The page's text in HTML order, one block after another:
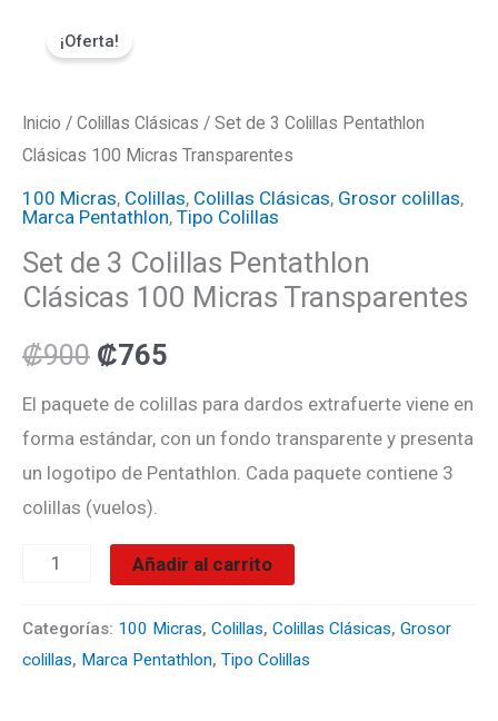
¡Oferta!
Inicio / Colillas Clásicas / Set de 3 Colillas Pentathlon
Clásicas 100 Micras Transparentes
100 Micras, Colillas, Colillas Clásicas, Grosor colillas,
Marca Pentathlon, Tipo Colillas
Set de 3 Colillas Pentathlon
Clásicas 100 Micras Transparentes
₡900
original
₡900.
₡765
actual
₡765.
El paquete de colillas para dardos extrafuerte viene en
forma estándar, con un fondo transparente y presenta
un logotipo de Pentathlon. Cada paquete contiene 3
colillas (vuelos).
Colillas
Pentathlon
Clásicas
100
Micras
Transparentes
Añadir al carrito
Categorías: 100 Micras, Colillas, Colillas Clásicas, Grosor
colillas, Marca Pentathlon, Tipo Colillas